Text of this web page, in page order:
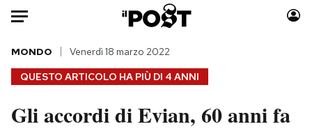
Auto
HOME
Italia
Moda
QUESTO ARTICOLO HA PIÙ DI 4 ANNI
MONDO Venerdì 18 marzo 2022
Gli accordi di Evian, 60 anni fa